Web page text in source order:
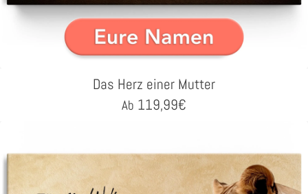
Das Herz einer Mutter
Ab 119,99€